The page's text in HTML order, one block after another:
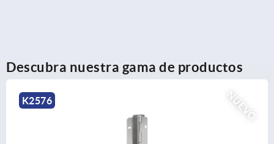
Descubra nuestra gama de productos
NUEVO